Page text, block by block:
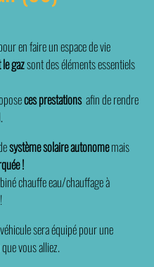
en faire un espace de vie
gazsont des éléments essentiels
cesprestationsafin de rendre
système solaire autonomemais
!
chauffe eau/chauffage à
sera équipé pour une
vous alliez.